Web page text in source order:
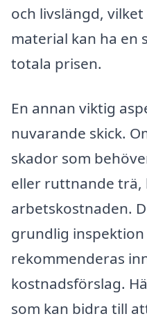
och livslängd,
material kan ha en
totala prisen.
En annan viktig
nuvarande skick.
skador som
eller ruttnande trä,
arbetskostnaden.
grundlig
rekommenderas
kostnadsförslag.
som kan bidra till